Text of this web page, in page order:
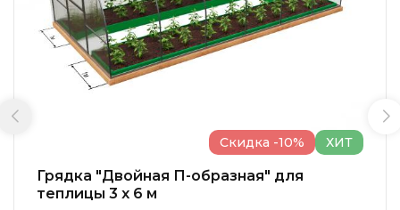
Грядка "Двойная П-образная" для
теплицы 3 x 6 м
Скидка -10% ХИТ